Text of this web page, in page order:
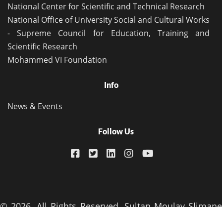
National Center for Scientific and Technical Research
National Office of University Social and Cultural Works
- Supreme Council for Education, Training and
Scientific Research
Mohammed VI Foundation
Info
News & Events
Follow Us